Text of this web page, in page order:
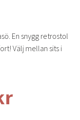
En snygg retrostol
Välj mellan sits i